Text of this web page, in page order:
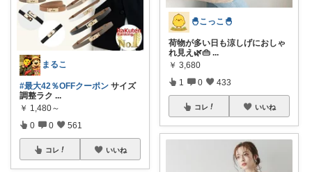
まるこ
#最大42％OFFクーポン サイズ
調整ラク ...
￥ 1,480～
0 0 561
コレ いいね
🐣こっこ🐣
荷物が多い日も涼しげにおしゃ
れ見え🌿👜 ...
￥ 3,680
1 0 433
コレ いいね